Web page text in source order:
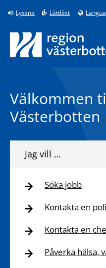
Till innehåll på sidan
Lyssna Lättläst
Välkommen
Västerbotten
Jag vill …
Söka jobb
Kontakta en
Kontakta en
Påverka hälsa,